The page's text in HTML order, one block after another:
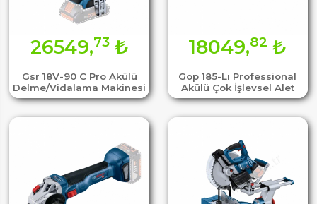
Gsr 18V-90 C Pro Akülü
Delme/Vidalama Makinesi
26549,73₺
Gop 185-Lı Professional
Akülü Çok İşlevsel Alet
18049,82 ₺